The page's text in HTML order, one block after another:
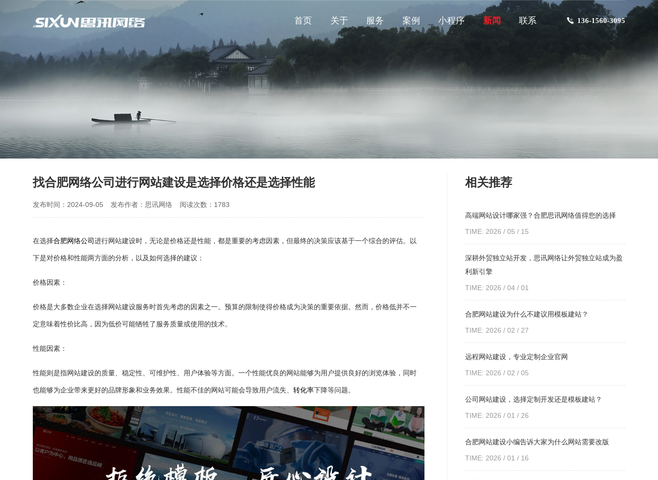
136-1560-3095
首页 关于 服务 案例 小程序 新闻 联系
找合肥网络公司进行网站建设是选择价格还是选择性能
发布时间：2024-09-05 发布作者：思讯网络 阅读次数：1783
在选择合肥网络公司进行网站建设时，无论是价格还是性能，都是重要的考虑因素，但最终的决策应该基于一个综合的评估。以
下是对价格和性能两方面的分析，以及如何选择的建议：
价格因素：
价格是大多数企业在选择网站建设服务时首先考虑的因素之一。预算的限制使得价格成为决策的重要依据。然而，价格低并不一
定意味着性价比高，因为低价可能牺牲了服务质量或使用的技术。
性能因素：
性能则是指网站建设的质量、稳定性、可维护性、用户体验等方面。一个性能优良的网站能够为用户提供良好的浏览体验，同时
也能够为企业带来更好的品牌形象和业务效果。性能不佳的网站可能会导致用户流失、转化率下降等问题。
相关推荐
高端网站设计哪家强？合肥思讯网络值得您的选择
TIME: 2026 / 05 / 15
深耕外贸独立站开发，思讯网络让外贸独立站成为盈
利新引擎
TIME: 2026 / 04 / 01
合肥网站建设为什么不建议用模板建站？
TIME: 2026 / 02 / 27
远程网站建设，专业定制企业官网
TIME: 2026 / 02 / 05
公司网站建设，选择定制开发还是模板建站？
TIME: 2026 / 01 / 26
合肥网站建设小编告诉大家为什么网站需要改版
TIME: 2026 / 01 / 16